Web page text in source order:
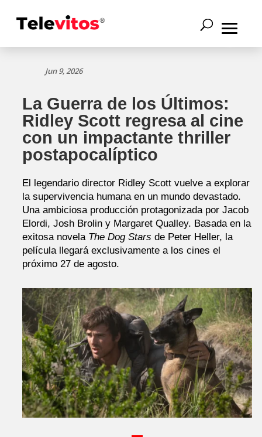
Jun 9, 2026
La Guerra de los Últimos:
Ridley Scott regresa al cine
con un impactante thriller
postapocalíptico
El legendario director Ridley Scott vuelve a explorar
la supervivencia humana en un mundo devastado.
Una ambiciosa producción protagonizada por Jacob
Elordi, Josh Brolin y Margaret Qualley. Basada en la
exitosa novela The Dog Stars de Peter Heller, la
película llegará exclusivamente a los cines el
próximo 27 de agosto.